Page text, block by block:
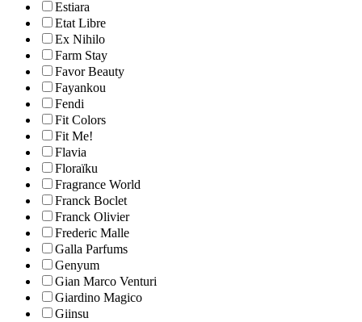
Estiara
Etat Libre
Ex Nihilo
Farm Stay
Favor Beauty
Fayankou
Fendi
Fit Colors
Fit Me!
Flavia
Floraïku
Fragrance World
Franck Boclet
Franck Olivier
Frederic Malle
Galla Parfums
Genyum
Gian Marco Venturi
Giardino Magico
Giinsu